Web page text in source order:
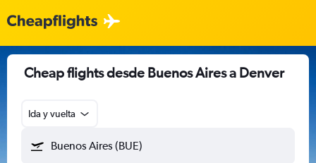
Cheap flights desde Buenos Aires a Denver
Ida y vuelta
Buenos Aires (BUE)